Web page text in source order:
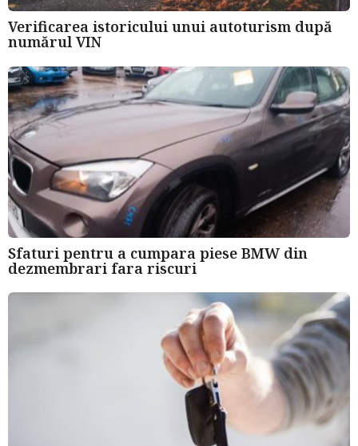
Verificarea istoricului unui autoturism după
numărul VIN
Sfaturi pentru a cumpara piese BMW din
dezmembrari fara riscuri